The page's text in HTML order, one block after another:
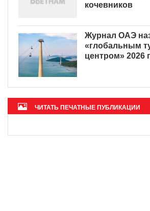
кочевников
Журнал ОАЭ
«глобальным
центром» 2026
ЧИТАТЬ ПЕЧАТНЫЕ ПУБЛИКАЦИИ